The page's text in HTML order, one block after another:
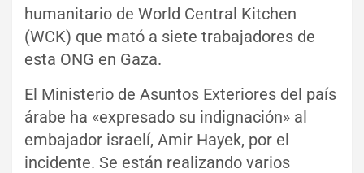
humanitario de World Central Kitchen
(WCK) que mató a siete trabajadores de
esta ONG en Gaza.
El Ministerio de Asuntos Exteriores del país
árabe ha «expresado su indignación» al
embajador israelí, Amir Hayek, por el
incidente. Se están realizando varios